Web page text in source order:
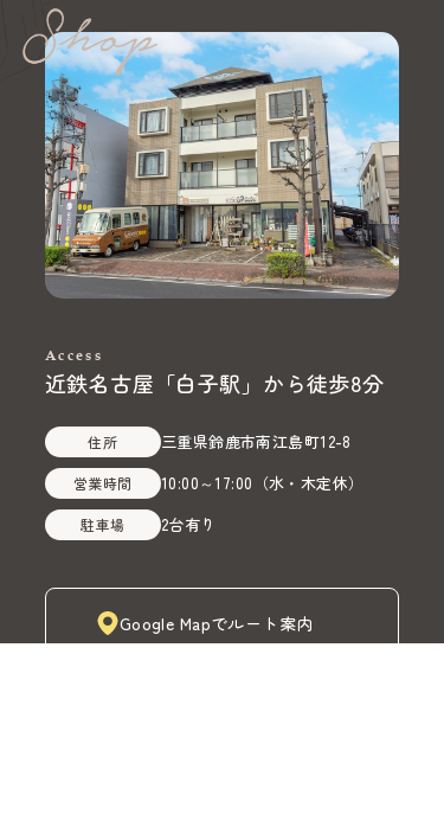
Access
近鉄名古屋「白子駅」から徒歩8分
住所 三重県鈴鹿市南江島町12-8
営業時間 10:00～17:00 （水・木定休）
駐車場 2台有り
Google Mapでルート案内